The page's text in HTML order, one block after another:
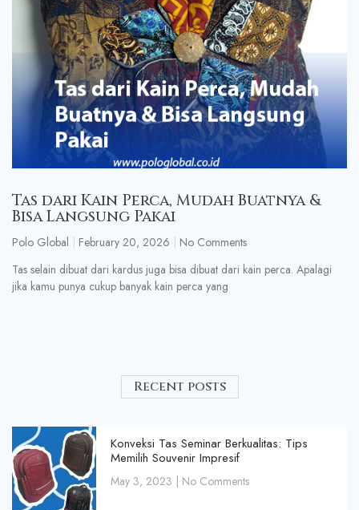
Tas dari Kain Perca, Mudah Buatnya &
Bisa Langsung Pakai
Polo Global February 20, 2026
No Comments
Tas selain dibuat dari kardus juga bisa dibuat dari kain perca. Apalagi
jika kamu punya cukup banyak kain perca yang
Recent posts
Konveksi Tas Seminar Berkualitas: Tips
Memilih Souvenir Impresif
May 3, 2023 No Comments